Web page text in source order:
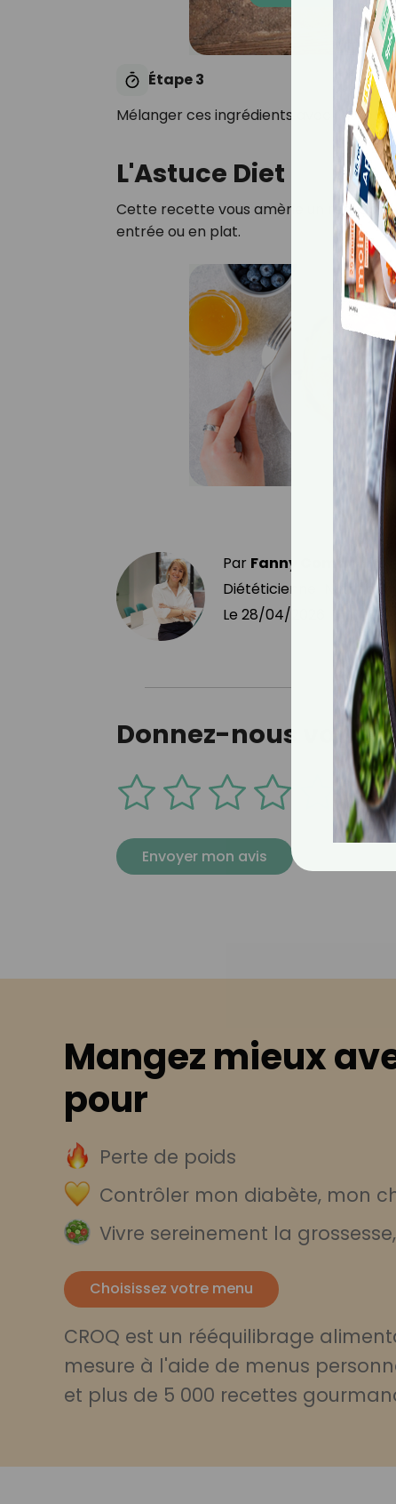
Étape 3
Mélanger ces ingrédients avec l'huile
L'Astuce Diet
Cette recette vous amène un réel
entrée ou en plat.
Par Fanny Comandini
Diététicienne-
Le 28/04/2026
Donnez-nous votre
Envoyer mon avis
Mangez mieux
pour
Perte de poids
Contrôler mon diabète, mon
Vivre sereinement la
Choisissez votre menu
CROQ est un rééquilibrage
mesure à l'aide de menus
et plus de 5 000 recettes